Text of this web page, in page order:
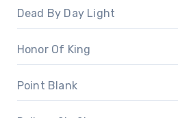
Dead By Day Light
Honor Of King
Point Blank